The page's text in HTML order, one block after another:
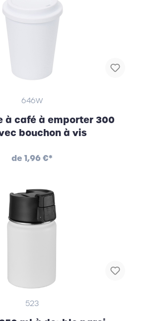
646W
à café à emporter 300
bouchon à vis
de 1,96 €*
523